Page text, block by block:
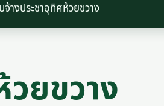
างประชาอุทิศห้วยขวาง
ยขวาง